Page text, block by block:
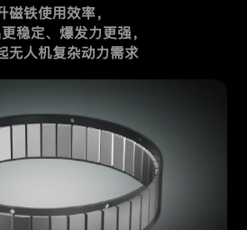
磁铁使用效率，
稳定、爆发力更强，
无人机复杂动力需求